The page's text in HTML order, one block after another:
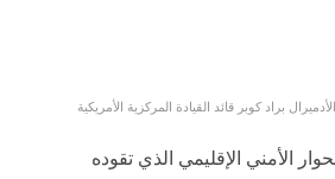
الأدميرال براد كوبر قائد القيادة المركزية الأمريكية
الأمني الإقليمي الذي تقوده